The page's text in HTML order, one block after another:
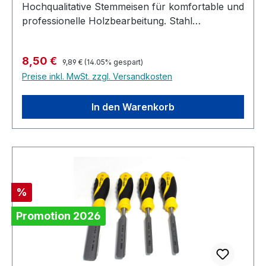
Hochqualitative Stemmeisen für komfortable und
professionelle Holzbearbeitung. Stahl
Komplett geschilffen und poliert Nach DIN 5139
Griff Ergonomischer Griff mit ovalem Querschnitt
Harter Polypropylen-Kern, weiche TPE Hülle
Lochung zum Aufhängen des Werkzeugs
Metallischer Schlagknopf
Verkaufspreis:
8,50 € Regulärer Preis:
9,89 € (14.05% gespart)
Preise inkl. MwSt. zzgl. Versandkosten
In den Warenkorb
Rabatt
%
Promotion 2026